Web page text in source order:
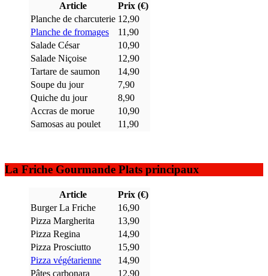
Article
Prix (€)
Planche de charcuterie 12,90
Planche de fromages
11,90
Salade César
10,90
Salade Niçoise
12,90
Tartare de saumon
14,90
Soupe du jour
7,90
Quiche du jour
8,90
Accras de morue
10,90
Samosas au poulet
11,90
La Friche Gourmande Plats principaux
Article
Prix (€)
Burger La Friche
16,90
Pizza Margherita
13,90
Pizza Regina
14,90
Pizza Prosciutto
15,90
Pizza végétarienne
14,90
Pâtes carbonara
12,90